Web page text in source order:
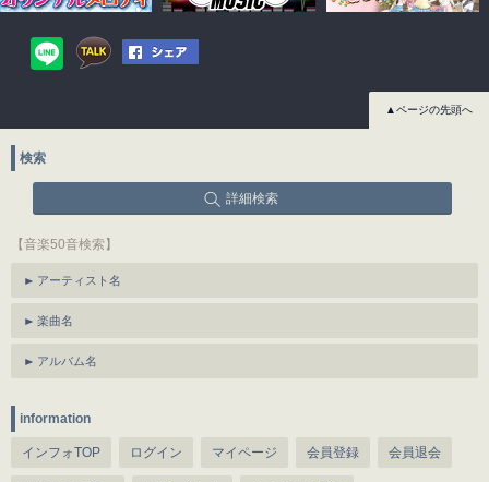
▲ページの先頭へ
検索
詳細検索
【音楽50音検索】
アーティスト名
楽曲名
アルバム名
information
インフォTOP ログイン マイページ 会員登録 会員退会